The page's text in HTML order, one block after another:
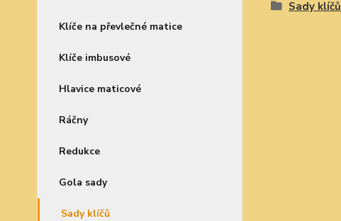
Klíče na převlečné matice
Klíče imbusové
Hlavice maticové
Ráčny
Redukce
Gola sady
Sady klíčů
Sady klíčů